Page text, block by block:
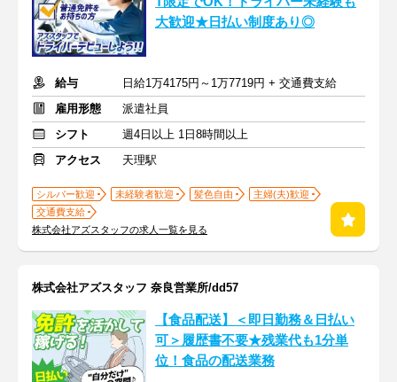
大歓迎★日払い制度あり◎
給与
日給1万4175円～1万7719円 + 交通費支給
雇用形態
派遣社員
シフト
週4日以上 1日8時間以上
アクセス
天理駅
シルバー歓迎 未経験者歓迎 髪色自由
主婦(夫)歓迎
交通費支給
株式会社アズスタッフの求人一覧を見る
株式会社アズスタッフ 奈良営業所/dd57
【食品配送】＜即日勤務＆日払い
可＞履歴書不要★残業代も1分単
位！食品の配送業務